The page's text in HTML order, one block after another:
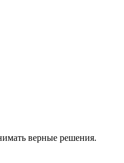
верные решения.